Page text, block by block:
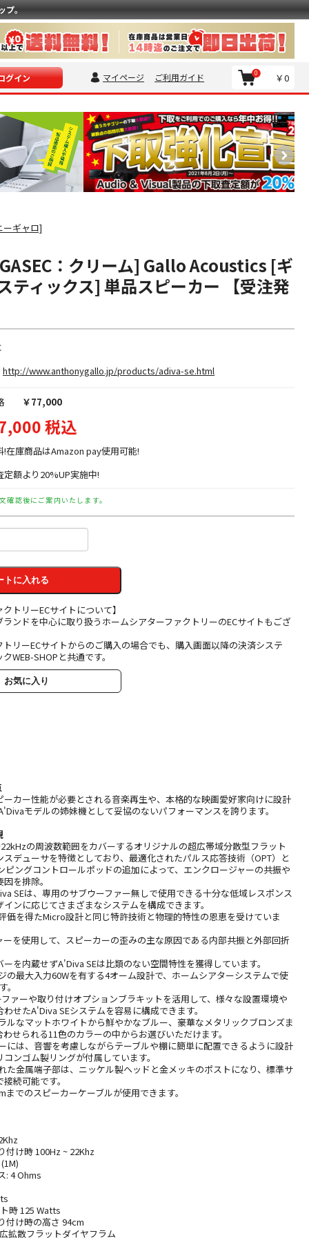
。
グイン マイページ ご利用ガイド ￥0
0
ーギャロ]
：クリーム] Gallo Acoustics [ギ
ティックス] 単品スピーカー 【受注発
http://www.anthonygallo.jp/products/adiva-se.html
￥77,000
税込
在庫商品はAmazon pay使用可能!
額より20%UP実施中!
確認後にご案内いたします。
トに入れる
トリーECサイトについて】
ンドを中心に取り扱うホームシアターファクトリーのECサイトもござ
リーECサイトからのご購入の場合でも、購入画面以降の決済システ
WEB-SHOPと共通です。
お気に入り
ーカー性能が必要とされる音楽再生や、本格的な映画愛好家向けに設計
モデルの姉妹機として妥協のないパフォーマンスを誇ります。
の周波数範囲をカバーするオリジナルの超広帯域分散型フラット
デューサを特徴としており、最適化されたパルス応答技術（OPT）と
ピングコントロールポッドの追加によって、エンクロージャーの共振や
を排除。
SEは、専用のサブウーファー無しで使用できる十分な低域レスポンス
ンに応じてさまざまなシステムを構成できます。
価を得たMicro設計と同じ特許技術と物理的特性の恩恵を受けていま
を使用して、スピーカーの歪みの主な原因である内部共振と外部回折
を内蔵せずA'Diva SEは比類のない空間特性を獲得しています。
の最大入力60Wを有する4オーム設計で、ホームシアターシステムで使
。
ァーや取り付けオプションブラキットを活用して、様々な設置環境や
せたA'Diva SEシステムを容易に構成できます。
ルなマットホワイトから鮮やかなブルー、豪華なメタリックブロンズま
せられる11色のカラーの中からお選びいただけます。
には、音響を考慮しながらテーブルや棚に簡単に配置できるように設計
ンゴム製リングが付属しています。
た金属端子部は、ニッケル製ヘッドと金メッキのポストになり、標準サ
続可能です。
でのスピーカーケーブルが使用できます。
付け時 100Hz ~ 22Khz
: 4 Ohms
時 125 Watts
付け時の高さ 94cm
拡散フラットダイヤフラム